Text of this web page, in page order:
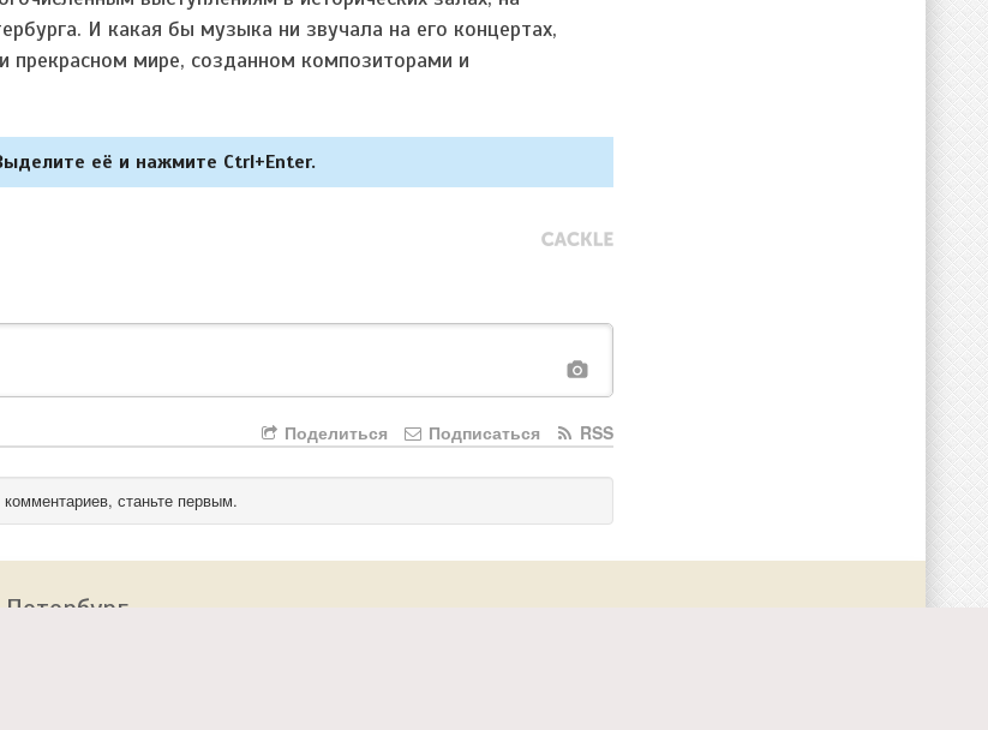
И какая бы музыка ни звучала на его концертах,
прекрасном мире, созданном композиторами и
её и нажмите Ctrl+Enter.
RSS
Подписаться
Поделиться
станьте первым.